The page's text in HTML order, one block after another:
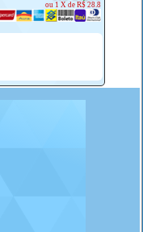
ou 1 X de R$ 28.8